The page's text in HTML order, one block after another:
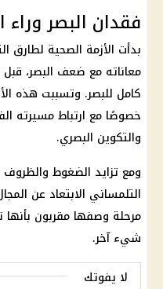
فقدان البصر وراء
بدأت الأزمة الصحية لطارق
معاناته مع ضعف البصر،
كامل للبصر. وتسببت هذه
خصوصًا مع ارتباط مسيرته
والتكوين البصري.
ومع تزايد الضغوط والظروف
التلمساني الابتعاد عن
مرحلة وصفها مقربون
شيء آخر.
لا يفوتك